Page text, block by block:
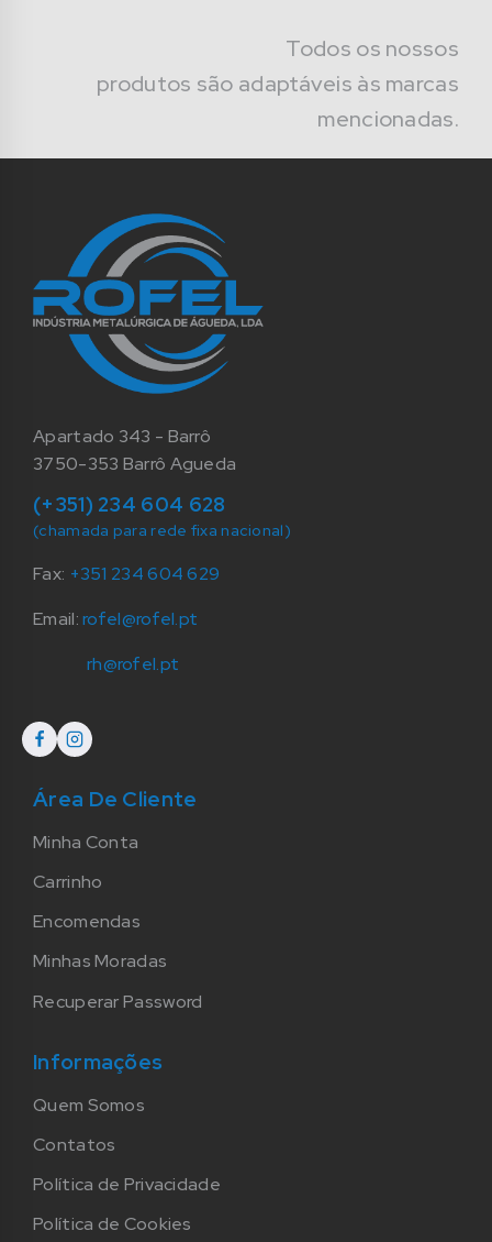
Todos os nossos
produtos são adaptáveis às marcas
mencionadas.
Apartado 343 - Barrô
3750-353 Barrô Agueda
(+351) 234 604 628
(chamada para rede fixa nacional)
Fax: +351 234 604 629
Email:rofel@rofel.pt
rh@rofel.pt
Área De Cliente
Minha Conta
Carrinho
Encomendas
Minhas Moradas
Recuperar Password
Informações
Quem Somos
Contatos
Política de Privacidade
Política de Cookies